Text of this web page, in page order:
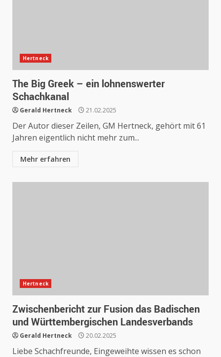
Hertneck
The Big Greek – ein lohnenswerter
Schachkanal
Gerald Hertneck 21.02.2025
Der Autor dieser Zeilen, GM Hertneck, gehört mit 61
Jahren eigentlich nicht mehr zum...
Mehr erfahren
Hertneck
Zwischenbericht zur Fusion das Badischen
und Württembergischen Landesverbands
Gerald Hertneck 20.02.2025
Liebe Schachfreunde, Eingeweihte wissen es schon